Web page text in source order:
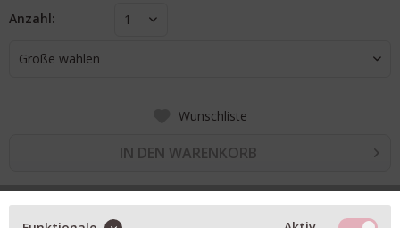
Anzahl: 1
Größe wählen
Wunschliste
IN DEN WARENKORB
BESCHREIBUNG